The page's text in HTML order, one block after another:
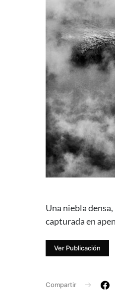
Una niebla
capturada en
Ver Publicación
Compartir